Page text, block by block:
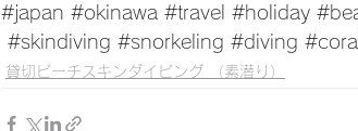
#japan #okinawa #travel #holiday
#skindiving #snorkeling #diving #coral
貸切ビーチスキンダイビング （素潜り）